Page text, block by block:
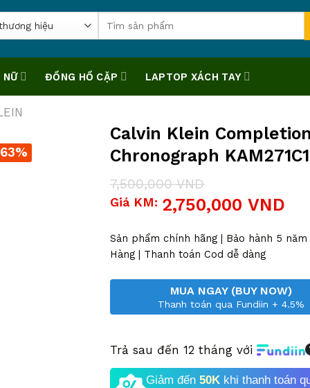
Tìm
kiếm:
NỮ ĐỒNG HỒ CẶP LAPTOP XÁCH TAY
Calvin Klein
Chronograph KAM271C1
7,500,000VND
Giá
7,500,000 VND.
2,750,000VND
Giá
là:
2,750,000 VND.
Giá KM:
Sản phẩm chính hãng | Bảo hành 5 năm
Hàng | Thanh toán Cod dễ dàng
MUA NGAY (BUY NOW)
Thanh toán qua Fundiin + 4.5%
Trả sau đến 12 tháng với
Giảm đến 50K khi thanh toán